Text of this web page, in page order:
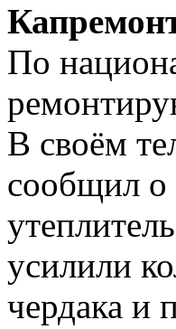
По
В своём
сообщил о
усилили
чердака и